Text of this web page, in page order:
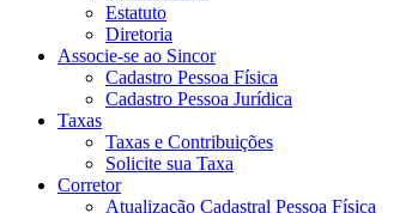
Estatuto
Diretoria
Associe-se ao Sincor
Cadastro Pessoa Física
Cadastro Pessoa Jurídica
Taxas
Taxas e Contribuições
Solicite sua Taxa
Corretor
Atualização Cadastral Pessoa Física